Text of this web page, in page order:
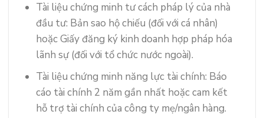
Tài liệu chứng minh tư cách pháp lý của nhà
đầu tư: Bản sao hộ chiếu (đối với cá nhân)
hoặc Giấy đăng ký kinh doanh hợp pháp hóa
lãnh sự (đối với tổ chức nước ngoài).
Tài liệu chứng minh năng lực tài chính: Báo
cáo tài chính 2 năm gần nhất hoặc cam kết
hỗ trợ tài chính của công ty mẹ/ngân hàng.